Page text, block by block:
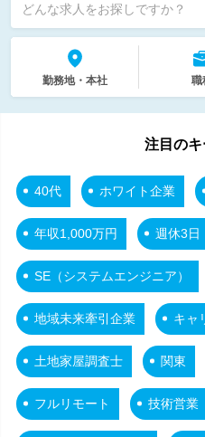
どんな求人をお探しですか？
勤務地・本社 職
注目の
40代 ホワイト企業
年収1,000万円 週休3日
SE（システムエンジニア）
地域未来牽引企業 キャ
土地家屋調査士 関東
フルリモート 技術営業